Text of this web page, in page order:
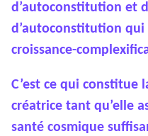
d’autoconstitution et
d’autoconstitution qui
croissance-
C’est ce qui constitue
créatrice tant qu’elle
santé cosmique